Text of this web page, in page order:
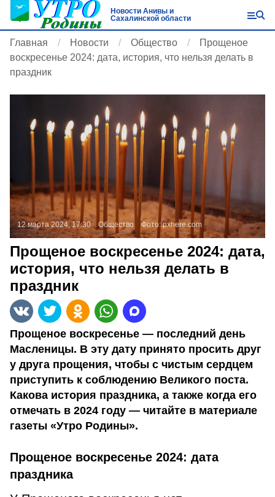
Новости Анивы и
Сахалинской области
Главная Новости Общество
Прощеное
воскресенье 2024: дата, история, что нельзя делать в
праздник
12 марта 2024, 17:30 Общество Фото:pxhere.com
Прощеное воскресенье 2024: дата,
история, что нельзя делать в
праздник
Прощеное воскресенье — последний день
Масленицы. В эту дату принято просить друг
у друга прощения, чтобы с чистым сердцем
приступить к соблюдению Великого поста.
Какова история праздника, а также когда его
отмечать в 2024 году — читайте в материале
газеты «Утро Родины».
Прощеное воскресенье 2024: дата
праздника